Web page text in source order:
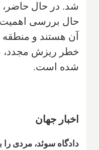
شد. در حال حاضر،
حال بررسی اهمیت
آن هستند و منطقه
خطر ریزش مجدد،
شده است.
اخبار جهان
دادگاه سوئد، مردی